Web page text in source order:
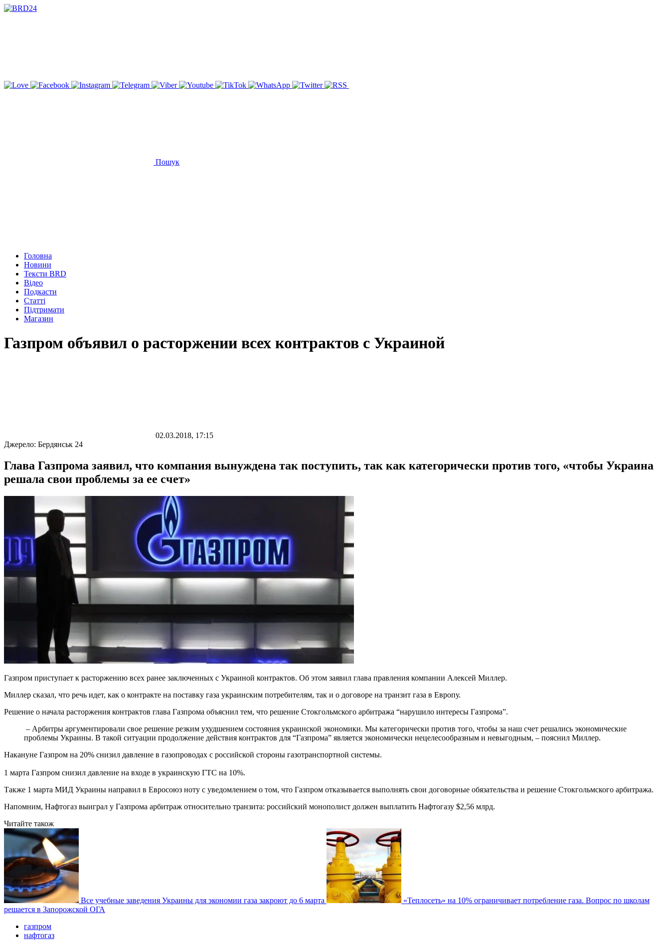
Пошук
Головна
Новини
Тексти BRD
Відео
Подкасти
Статті
Підтримати
Магазин
Газпром объявил о расторжении всех контрактов с Украиной
02.03.2018, 17:15
Джерело: Бердянськ 24
Глава Газпрома заявил, что компания вынуждена так поступить, так как категорически против того, «чтобы Украина
решала свои проблемы за ее счет»
Газпром приступает к расторжению всех ранее заключенных с Украиной контрактов. Об этом заявил глава правления компании Алексей Миллер.
Миллер сказал, что речь идет, как о контракте на поставку газа украинским потребителям, так и о договоре на транзит газа в Европу.
Решение о начала расторжения контрактов глава Газпрома объяснил тем, что решение Стокгольмского арбитража “нарушило интересы Газпрома”.
– Арбитры аргументировали свое решение резким ухудшением состояния украинской экономики. Мы категорически против того, чтобы за наш счет решались экономические
проблемы Украины. В такой ситуации продолжение действия контрактов для “Газпрома” является экономически нецелесообразным и невыгодным, – пояснил Миллер.
Накануне Газпром на 20% снизил давление в газопроводах с российской стороны газотранспортной системы.
1 марта Газпром снизил давление на входе в украинскую ГТС на 10%.
Также 1 марта МИД Украины направил в Евросоюз ноту с уведомлением о том, что Газпром отказывается выполнять свои договорные обязательства и решение Стокгольмского арбитража.
Напомним, Нафтогаз выиграл у Газпрома арбитраж относительно транзита: российский монополист должен выплатить Нафтогазу $2,56 млрд.
Читайте також
Все учебные заведения Украины для экономии газа закроют до 6 марта
«Теплосеть» на 10% ограничивает потребление газа. Вопрос по школам
решается в Запорожской ОГА
газпром
нафтогаз